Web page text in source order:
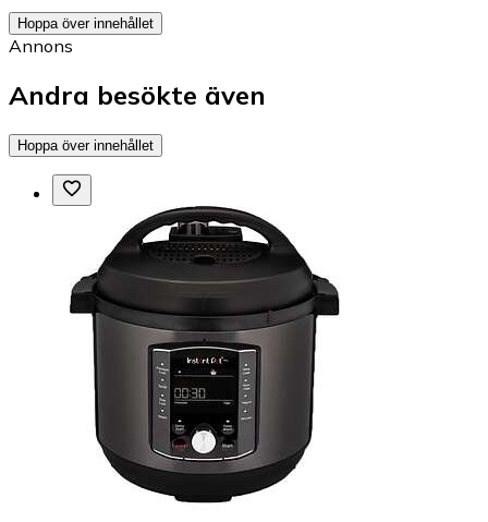
Hoppa över innehållet
Annons
Andra besökte även
Hoppa över innehållet